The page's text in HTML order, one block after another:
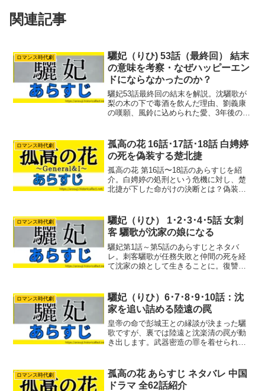
関連記事
ロマンス時代劇
驪妃（りひ) 53話（最終回） 結末
の意味を考察・なぜハッピーエン
ドにならなかったのか？
驪妃53話最終回の結末を解説。沈驪歌が
梨の木の下で毒酒を飲んだ理由、劉義康
の嘆願、風鈴に込められた愛、3年後の結
ロマンス時代劇
孤高の花 16話･17話･18話 白娉婷
の死を偽装する楚北捷
孤高の花 第16話〜18話のあらすじを紹
介。白娉婷の処刑という危機に対し、楚
北捷が下した命がけの決断とは？偽装作
婚姻に向けて動き出します。大きく揺れ
動く登場人物たちの立場と、激化する権
力闘争の行方を分かりやすく解説しま
す。
ロマンス時代劇
驪妃（りひ） 1･2･3･4･5話 女刺
客 驪歌が沈家の娘になる
驪妃第1話～第5話のあらすじとネタバ
レ。刺客驪歌が任務失敗と仲間の死を経
て沈家の娘として生きることに。復讐と
ロマンス時代劇
驪妃（りひ）6･7･8･9･10話：沈
家を追い詰める陸遠の罠
皇帝の命で彭城王との縁談が決まった驪
歌ですが、裏では陸遠と沈楽清の罠が動
き出します。武器密造の罪を着せられ逮
と彭城王の運命が、大きな転換点を迎え
る激動の展開を網羅。
ロマンス時代劇
孤高の花 あらすじ ネタバレ 中国
ドラマ 全62話紹介